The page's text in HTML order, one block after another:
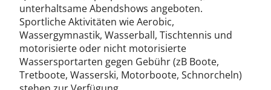
unterhaltsame Abendshows angeboten.
Sportliche Aktivitäten wie Aerobic,
Wassergymnastik, Wasserball, Tischtennis und
motorisierte oder nicht motorisierte
Wassersportarten gegen Gebühr (zB Boote,
Tretboote, Wasserski, Motorboote, Schnorcheln)